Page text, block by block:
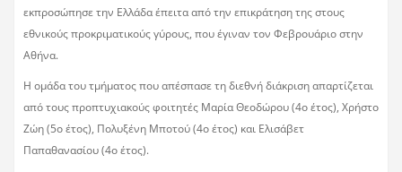
εκπροσώπησε την Ελλάδα έπειτα από την επικράτηση της στους
εθνικούς προκριματικούς γύρους, που έγιναν τον Φεβρουάριο στην
Αθήνα.
Η ομάδα του τμήματος που απέσπασε τη διεθνή διάκριση απαρτίζεται
από τους προπτυχιακούς φοιτητές Μαρία Θεοδώρου (4ο έτος), Χρήστο
Ζώη (5ο έτος), Πολυξένη Μποτού (4ο έτος) και Ελισάβετ
Παπαθανασίου (4ο έτος).